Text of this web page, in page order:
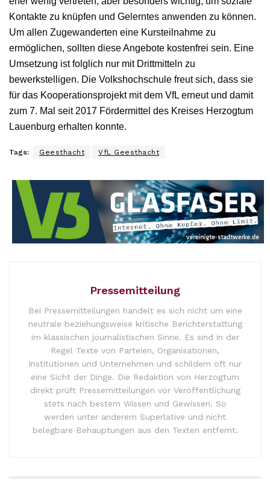
Kontakte zu knüpfen und Gelerntes anwenden zu können.
Um allen Zugewanderten eine Kursteilnahme zu
ermöglichen, sollten diese Angebote kostenfrei sein. Eine
Umsetzung ist folglich nur mit Drittmitteln zu
bewerkstelligen. Die Volkshochschule freut sich, dass sie
für das Kooperationsprojekt mit dem VfL erneut und damit
zum 7. Mal seit 2017 Fördermittel des Kreises Herzogtum
Lauenburg erhalten konnte.
Tags: Geesthacht VfL Geesthacht
Pressemitteilung
Bei Pressemitteilungen handelt es sich nicht um eine
neutrale beziehungsweise kritische Berichterstattung
im klassischen journalistischen Sinne. Es sind in der
Regel Texte von Parteien, Organisationen,
Institutionen und Unternehmen und schildern oft nur
eine Sicht der Dinge. Die Redaktion von Herzogtum
direkt prüft Pressemitteilungen vor Veröffentlichung
stets nach bestem Wissen und Gewissen. So
werden unter anderem Superlative und nicht
belegbare Behauptungen aus den Texten entfernt.